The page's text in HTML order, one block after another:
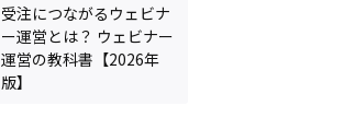
受注につながるウェビナ
ー運営とは？ ウェビナー
運営の教科書【2026年
版】